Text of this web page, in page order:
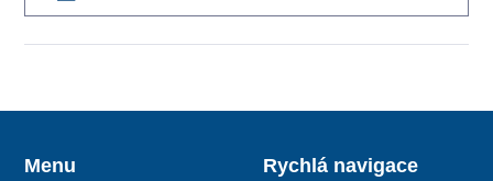
Menu Rychlá navigace